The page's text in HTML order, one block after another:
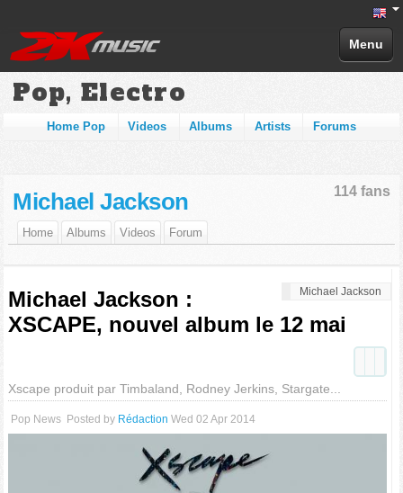
Menu
Pop, Electro
Home Pop Videos Albums Artists Forums
114 fans
Michael Jackson
Home Albums Videos Forum
Michael Jackson
Michael Jackson :
XSCAPE, nouvel album le 12 mai
Xscape produit par Timbaland, Rodney Jerkins, Stargate...
Pop News Posted by Rédaction Wed 02 Apr 2014